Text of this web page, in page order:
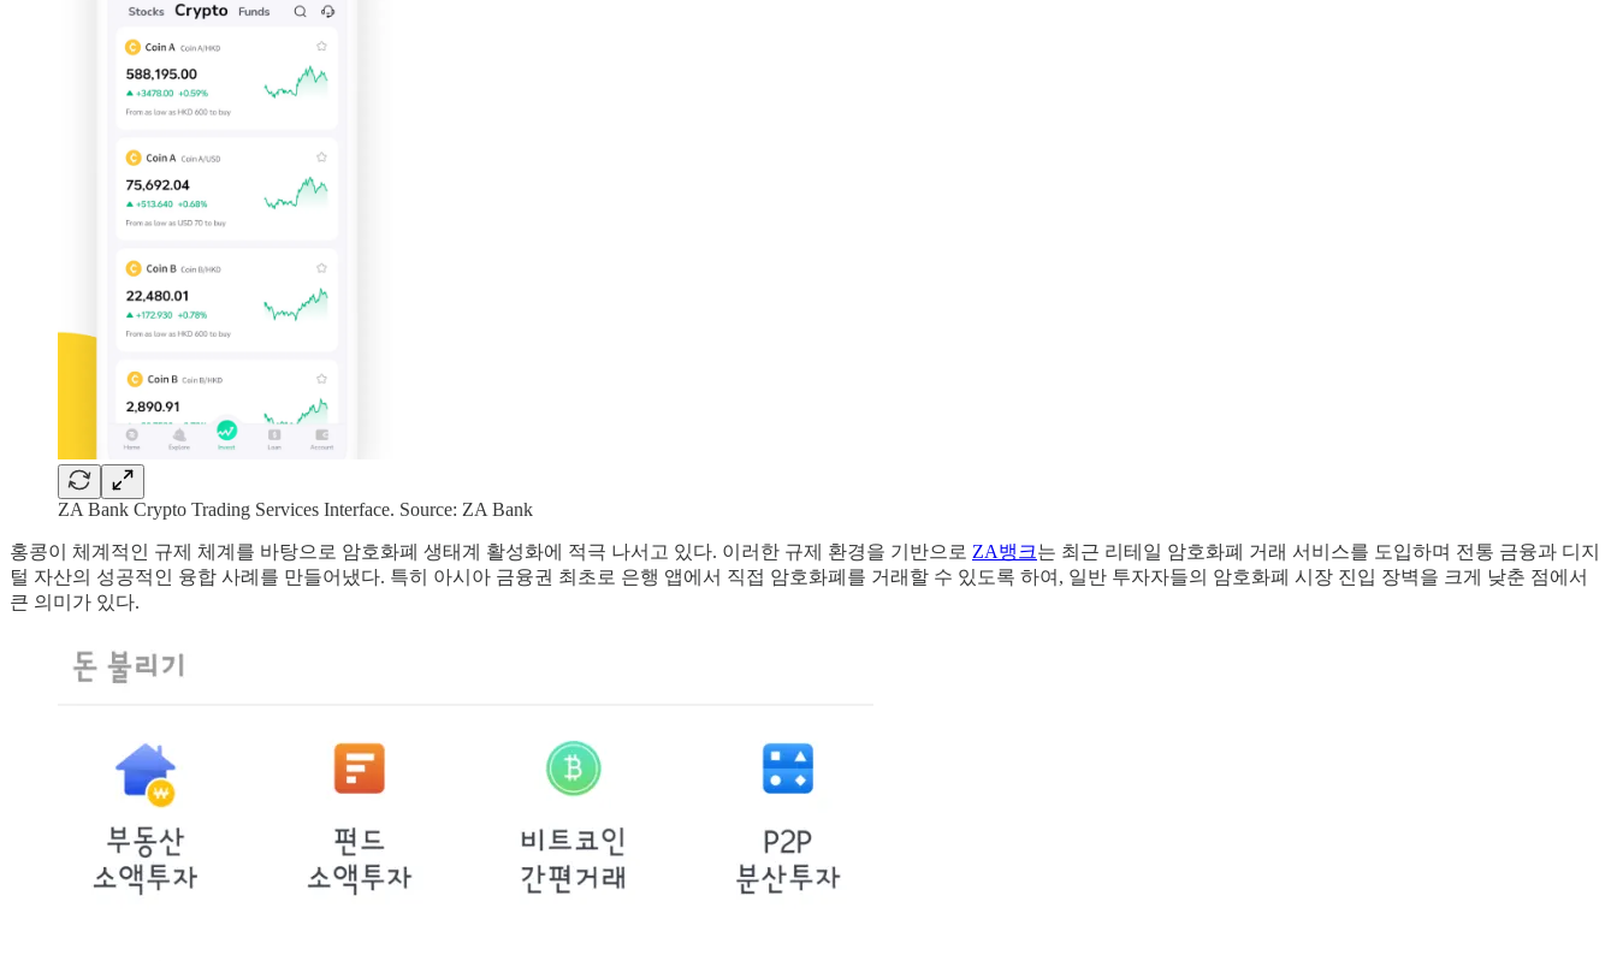
ZA Bank Crypto Trading Services Interface. Source: ZA Bank
홍콩이 체계적인 규제 체계를 바탕으로 암호화폐 생태계 활성화에 적극 나서고 있다. 이러한 규제 환경을 기반으로 ZA뱅크는 최근 리테일 암호화폐 거래 서비스를 도입하며 전통 금융과 디지
털 자산의 성공적인 융합 사례를 만들어냈다. 특히 아시아 금융권 최초로 은행 앱에서 직접 암호화폐를 거래할 수 있도록 하여, 일반 투자자들의 암호화폐 시장 진입 장벽을 크게 낮춘 점에서
큰 의미가 있다.